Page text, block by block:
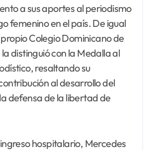
a sus aportes al periodismo
femenino en el país. De igual
Colegio Dominicano de
distinguió con la Medalla al
resaltando su
al desarrollo del
defensa de la libertad de
hospitalario, Mercedes